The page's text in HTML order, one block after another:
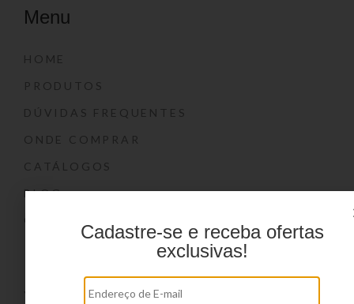
Menu
HOME
PRODUTOS
DÚVIDAS FREQUENTES
ONDE COMPRAR
CATÁLOGOS
BLOG
Cadastre-se e receba ofertas
exclusivas!